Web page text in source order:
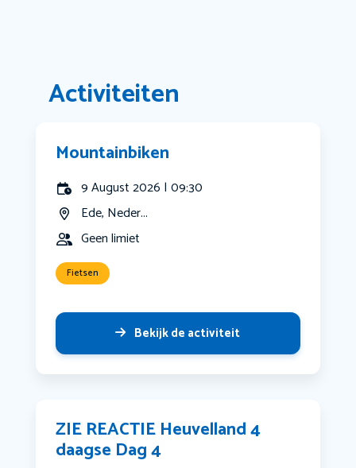
Activiteiten
Mountainbiken
9 August 2026 | 09:30
Ede, Neder...
Geen limiet
Fietsen
Bekijk de activiteit
ZIE REACTIE Heuvelland 4
daagse Dag 4